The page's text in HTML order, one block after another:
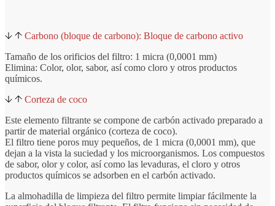
Carbono (bloque de carbono): Bloque de carbono activo
Tamaño de los orificios del filtro: 1 micra (0,0001 mm)
Elimina: Color, olor, sabor, así como cloro y otros productos
químicos.
Corteza de coco
Este elemento filtrante se compone de carbón activado preparado a
partir de material orgánico (corteza de coco).
El filtro tiene poros muy pequeños, de 1 micra (0,0001 mm), que
dejan a la vista la suciedad y los microorganismos. Los compuestos
de sabor, olor y color, así como las levaduras, el cloro y otros
productos químicos se adsorben en el carbón activado.
La almohadilla de limpieza del filtro permite limpiar fácilmente la